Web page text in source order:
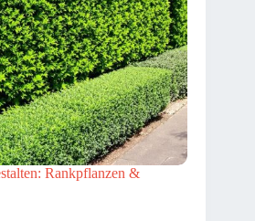
Rankpflanzen &